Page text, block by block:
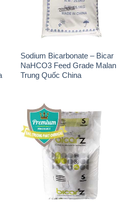
NaHCO3 Feed Grade Malan
Trung Quốc China
Sodium Bicarbonate –
NaHCO3 Bicar Z Ý Italy